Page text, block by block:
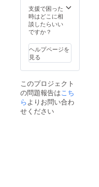
支援で困った
時はどこに相
談したらいい
ですか？
ヘルプページを
見る
このプロジェクト
の問題報告はこち
らよりお問い合わ
せください